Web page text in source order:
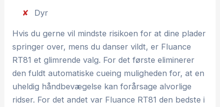
Dyr
Hvis du gerne vil mindste risikoen for at dine plader
springer over, mens du danser vildt, er Fluance
RT81 et glimrende valg. For det første eliminerer
den fuldt automatiske cueing muligheden for, at en
uheldig håndbevægelse kan forårsage alvorlige
ridser. For det andet var Fluance RT81 den bedste i